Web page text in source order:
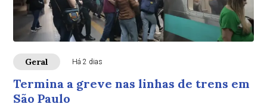
Geral Há 2 dias
Termina a greve nas linhas de trens em
São Paulo